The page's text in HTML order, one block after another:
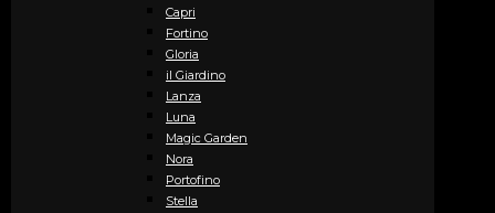
Capri
Fortino
Gloria
il Giardino
Lanza
Luna
Magic Garden
Nora
Portofino
Stella